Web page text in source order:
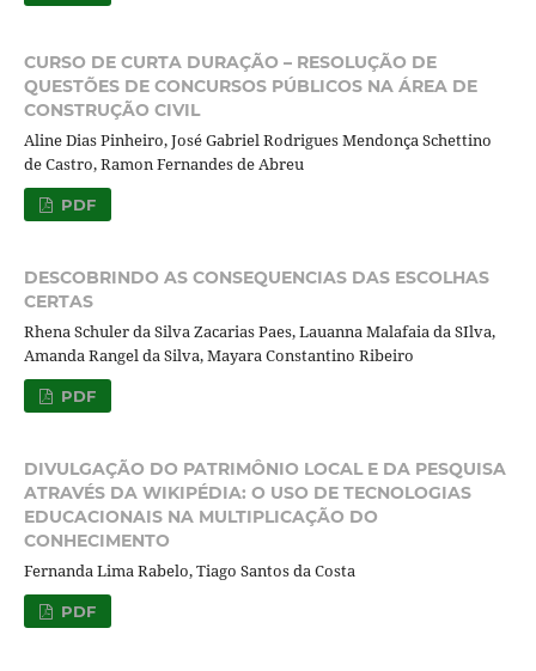
CURSO DE CURTA DURAÇÃO – RESOLUÇÃO DE
QUESTÕES DE CONCURSOS PÚBLICOS NA ÁREA DE
CONSTRUÇÃO CIVIL
Aline Dias Pinheiro, José Gabriel Rodrigues Mendonça Schettino
de Castro, Ramon Fernandes de Abreu
PDF
DESCOBRINDO AS CONSEQUENCIAS DAS ESCOLHAS
CERTAS
Rhena Schuler da Silva Zacarias Paes, Lauanna Malafaia da SIlva,
Amanda Rangel da Silva, Mayara Constantino Ribeiro
PDF
DIVULGAÇÃO DO PATRIMÔNIO LOCAL E DA PESQUISA
ATRAVÉS DA WIKIPÉDIA: O USO DE TECNOLOGIAS
EDUCACIONAIS NA MULTIPLICAÇÃO DO
CONHECIMENTO
Fernanda Lima Rabelo, Tiago Santos da Costa
PDF